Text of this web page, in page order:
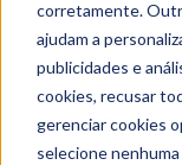
corretamente.
ajudam a
publicidades e
cookies, recusar
gerenciar cookies
selecione
Help Desk